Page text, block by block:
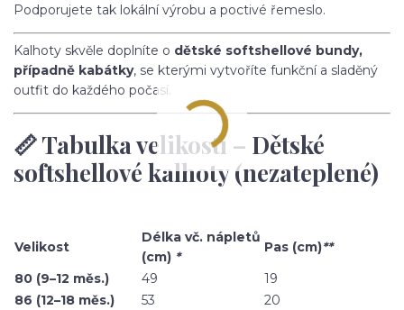
Podporujete tak lokální výrobu a poctivé řemeslo.
Kalhoty skvěle doplníte o dětské softshellové bundy,
případně kabátky, se kterými vytvoříte funkční a sladěný
outfit do každého počasí.
📏 Tabulka velikostí – Dětské
softshellové kalhoty (nezateplené)
Velikost
Délka vč. nápletů
(cm) *
Pas (cm)**
80 (9–12 měs.)
49
19
86 (12–18 měs.)
53
20